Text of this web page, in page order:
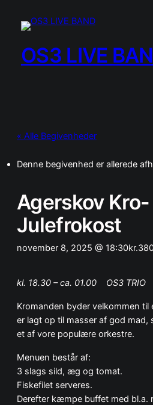
OS3 LIVE
« Alle Begivenheder
Denne begivenhed er allerede
Agerskov
Julefrokost
november 8, 2025 @ 18:30
kl. 18.30 – ca. 01.00 OS3 TRIO
Kromanden byder velkommen
er lagt op til masser af god mad,
et af vore populære orkestre.
Menuen består af:
3 slags sild, æg og tomat.
Fiskefilet serveres.
Derefter kæmpe buffet med bl.a.